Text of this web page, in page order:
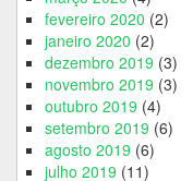
fevereiro 2020 (2)
janeiro 2020 (2)
dezembro 2019 (3)
novembro 2019 (3)
outubro 2019 (4)
setembro 2019 (6)
agosto 2019 (6)
julho 2019 (11)